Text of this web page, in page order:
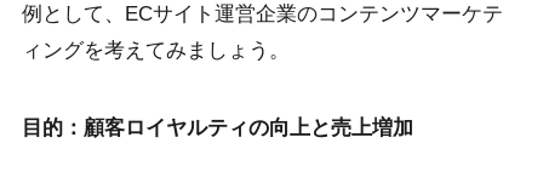
例として、ECサイト運営企業のコンテンツマーケテ
ィングを考えてみましょう。
目的：顧客ロイヤルティの向上と売上増加